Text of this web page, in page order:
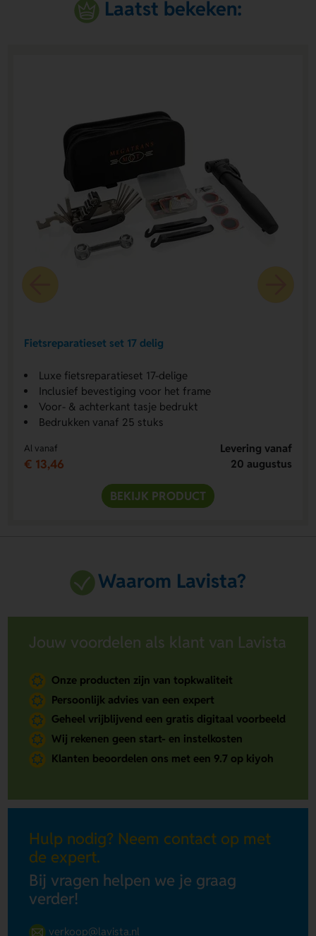
Laatst bekeken:
Fietsreparatieset set 17 delig
Luxe fietsreparatieset 17-delige
Inclusief bevestiging voor het frame
Voor- & achterkant tasje bedrukt
Bedrukken vanaf 25 stuks
Al vanaf
€ 13,46
Levering vanaf
20 augustus
BEKIJK PRODUCT
Waarom Lavista?
Jouw voordelen als klant van Lavista
Onze producten zijn van topkwaliteit
Persoonlijk advies van een expert
Geheel vrijblijvend een gratis digitaal voorbeeld
Wij rekenen geen start- en instelkosten
Klanten beoordelen ons met een 9.7 op kiyoh
Hulp nodig? Neem contact op met
de expert.
Bij vragen helpen we je graag
verder!
verkoop@lavista.nl